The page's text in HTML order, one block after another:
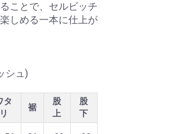
ことで、セルビッチ
しめる一本に仕上が
シュ)
タ
リ
裾
股
上
股
下